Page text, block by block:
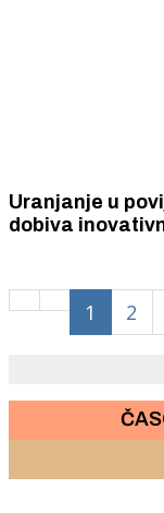
Uranjanje u
dobiva
1 2